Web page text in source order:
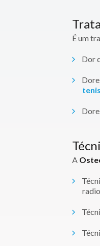
É um
Dor
A